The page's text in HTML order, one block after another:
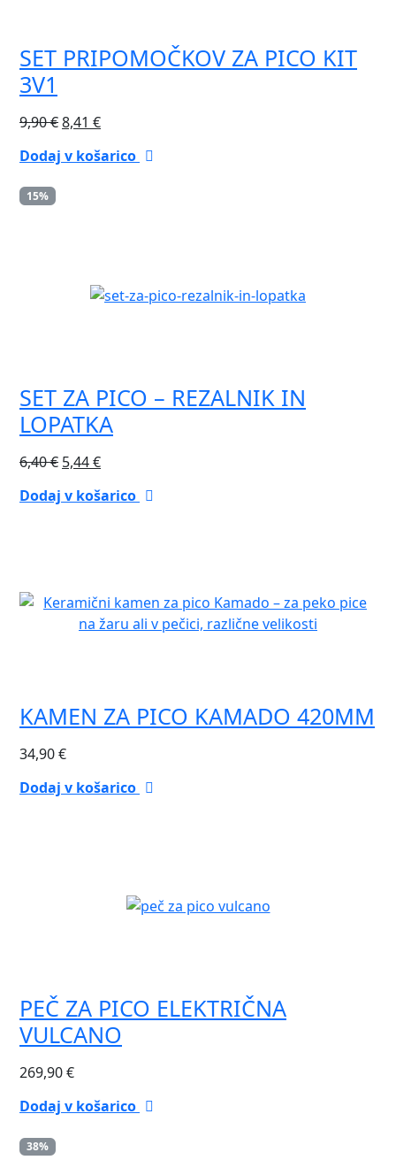
SET PRIPOMOČKOV ZA PICO KIT
3V1
9,90€Izvirna
je
8,41 €Trenutna
je:
Dodaj v košarico
15%
SET ZA PICO – REZALNIK IN
LOPATKA
6,40€ Izvirna
je
5,44€Trenutna
je:
Dodaj v košarico
KAMEN ZA PICO KAMADO 420MM
34,90€
Dodaj v košarico
PEČ ZA PICO ELEKTRIČNA
VULCANO
269,90€
Dodaj v košarico
38%